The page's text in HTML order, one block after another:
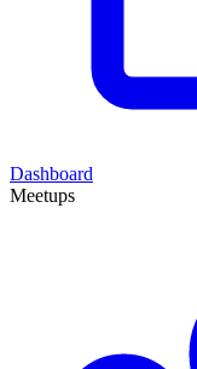
Dashboard
Meetups